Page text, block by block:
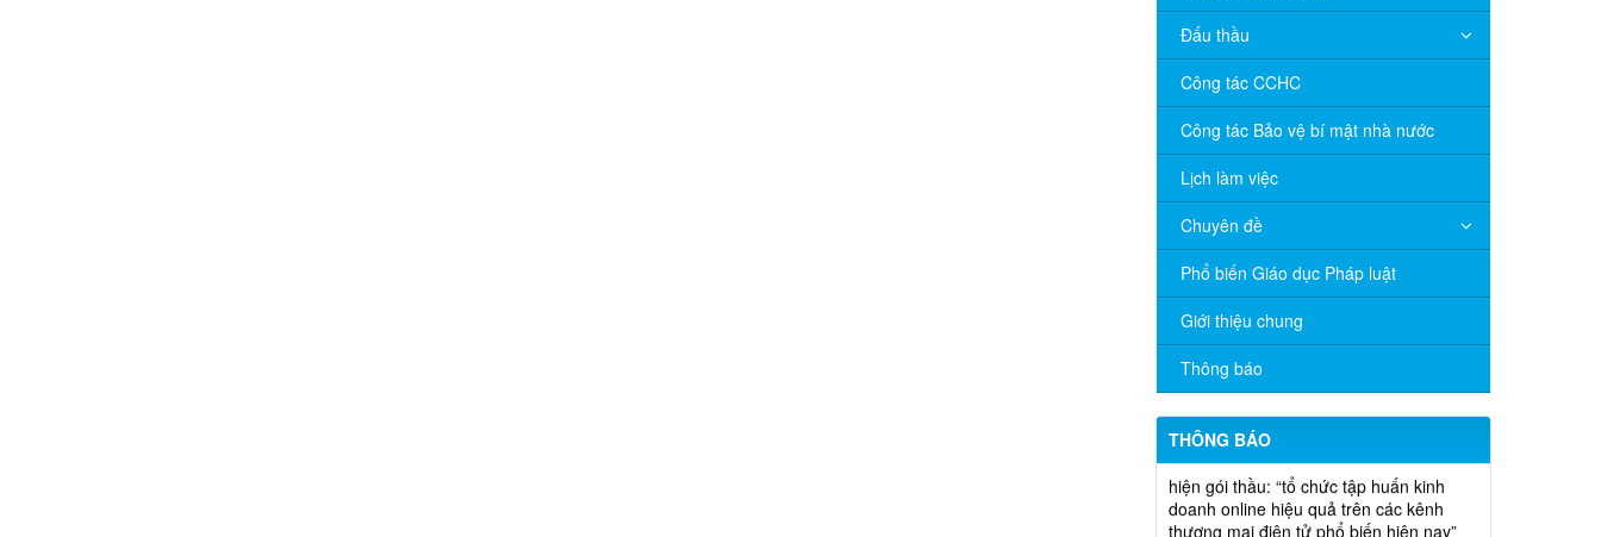
Đấu thầu
Công tác CCHC
Công tác Bảo vệ bí mật nhà nước
Lịch làm việc
Chuyên đề
Phổ biến Giáo dục Pháp luật
Giới thiệu chung
Thông báo
THÔNG BÁO
V/v đề nghị báo cáo hệ thống phân
phối, nhãn hiệu hàng hóa và hoạt động
mua bán khí trên địa bàn tỉnh năm 2025
(nhắc lần 2).
Thông báo bán thanh lý tài sản công
theo hình thức chỉ định
Thông báo lựa chọn nhà thầu thực
doanh online hiệu quả trên các kênh
thương mại điện tử phổ biến hiện nay”
(SA)